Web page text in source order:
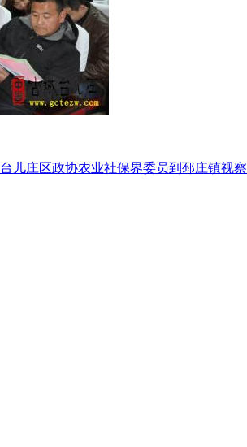
台儿庄区政协农业社保界委员到邳庄镇视察